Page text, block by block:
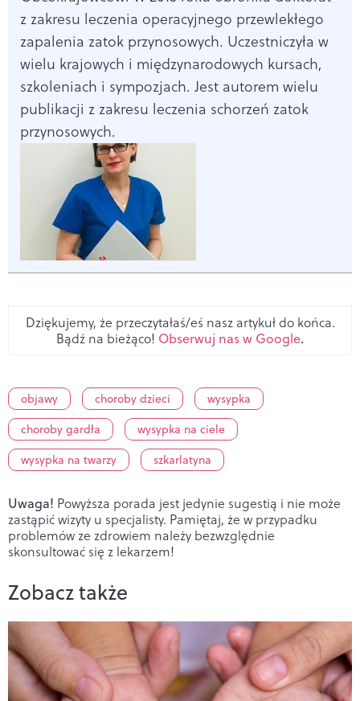
z zakresu leczenia operacyjnego przewlekłego
zapalenia zatok przynosowych. Uczestniczyła w
wielu krajowych i międzynarodowych kursach,
szkoleniach i sympozjach. Jest autorem wielu
publikacji z zakresu leczenia schorzeń zatok
przynosowych.
Dziękujemy, że przeczytałaś/eś nasz artykuł do końca.
Bądź na bieżąco! Obserwuj nas w Google.
objawy choroby dzieci
wysypka
choroby gardła
wysypka na ciele
wysypka na twarzy
szkarlatyna
Uwaga! Powyższa porada jest jedynie sugestią i nie może
zastąpić wizyty u specjalisty. Pamiętaj, że w przypadku
problemów ze zdrowiem należy bezwzględnie
skonsultować się z lekarzem!
Zobacz także